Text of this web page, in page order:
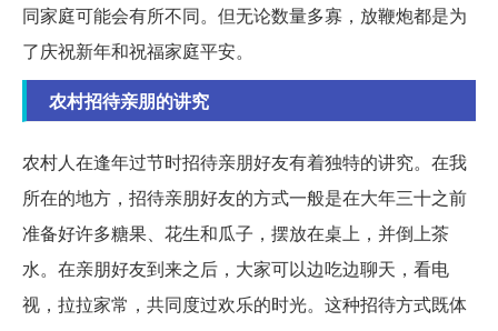
同家庭可能会有所不同。但无论数量多寡，放鞭炮都是为
了庆祝新年和祝福家庭平安。
农村招待亲朋的讲究
农村人在逢年过节时招待亲朋好友有着独特的讲究。在我
所在的地方，招待亲朋好友的方式一般是在大年三十之前
准备好许多糖果、花生和瓜子，摆放在桌上，并倒上茶
水。在亲朋好友到来之后，大家可以边吃边聊天，看电
视，拉拉家常，共同度过欢乐的时光。这种招待方式既体